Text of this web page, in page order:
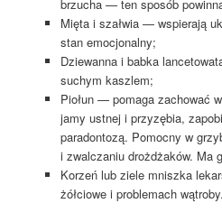
brzucha — ten sposób
Mięta i szałwia — wspierają
stan emocjonalny;
Dziewanna i babka
suchym kaszlem;
Piołun — pomaga zachować
jamy ustnej i przyzębia,
paradontozą. Pomocny w
i zwalczaniu drożdżaków. Ma
Korzeń lub ziele mniszka
żółciowe i problemach wątroby.